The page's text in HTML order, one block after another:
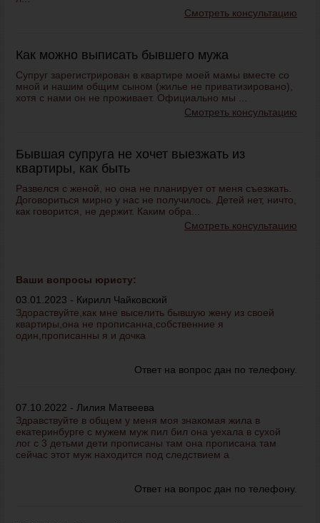
Смотреть консультацию
Как можно выписать бывшего мужа
Супруг зарегистрирован в квартире моей мамы вместе со
мной и нашим общим сыном (жилье не приватизировано),
хотя с нами он не проживает. Официально мы ...
Смотреть консультацию
Бывшая супруга не хочет выезжать из
квартиры, как быть
Развелся с женой, но она не планирует от меня съезжать.
Договориться мирно у нас не получилось. Детей нет, ничто,
как говорится, не держит. Каким обра...
Смотреть консультацию
Ваши вопросы юристу:
03.01.2023 - Кирилл Чайковский
Здораствуйте,как мне выселить бывшую жену из своей
квартиры,она не прописанна,собственние я
один,прописанны я и дочка
Ответ на вопрос дан по телефону.
07.10.2022 - Лилия Матвеева
Здравствуйте в общем у меня моя знакомая жила в
екатеринбурге с мужем муж пил бил она уехала в сухой
лог с 3 детьми дети прописаны там она прописана там
сейчас этот муж находится под следствием а
Ответ на вопрос дан по телефону.